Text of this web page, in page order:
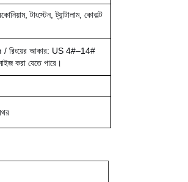
টাংস্টেন, ট্যান্টালাম, কোবাল্ট
/ রিংয়ের আকার: US 4#–14#
করা যেতে পারে।